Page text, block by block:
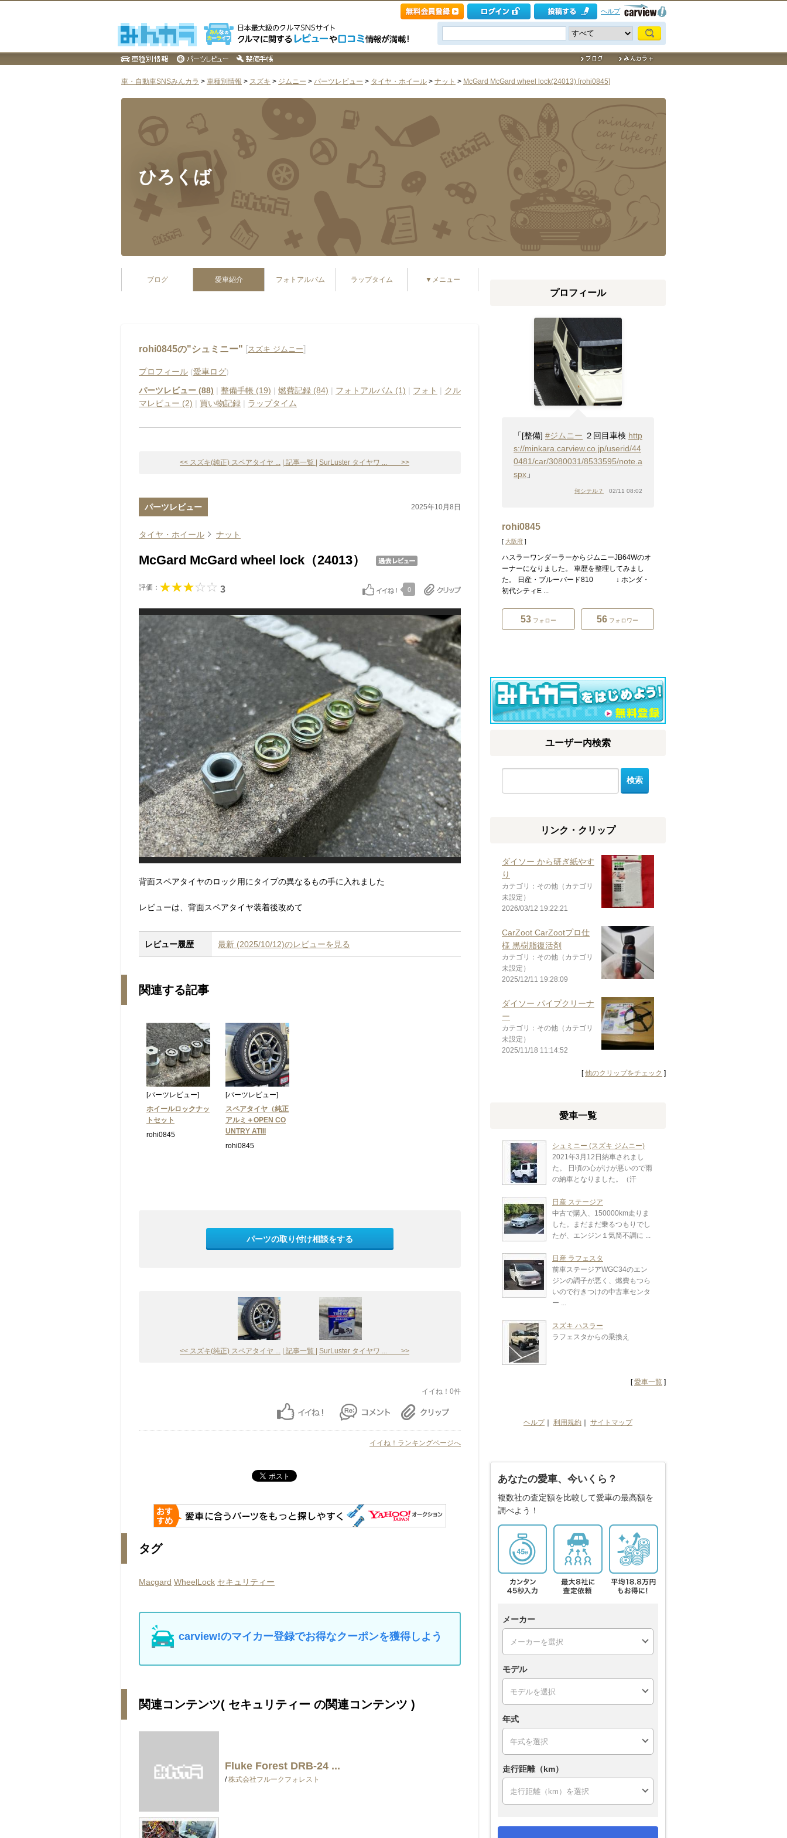
ヘルプ
車・自動車SNSみんカラ > 車種別情報 > スズキ > ジムニー > パーツレビュー > タイヤ・ホイール > ナット > McGard McGard wheel lock(24013) [rohi0845]
ひろくば
ブログ 愛車紹介 フォトアルバム ラップタイム ▼メニュー
rohi0845の"シュミニー" [スズキ ジムニー]
プロフィール (愛車ログ)
パーツレビュー (88) | 整備手帳 (19) | 燃費記録 (84) | フォトアルバム (1) | フォト | クル
マレビュー (2) | 買い物記録 | ラップタイム
<< スズキ(純正) スペアタイヤ ... | 記事一覧 | SurLuster タイヤワ ... >>
パーツレビュー 2025年10月8日
タイヤ・ホイール ナット
McGard McGard wheel lock（24013）
評価： 3 0
背面スペアタイヤのロック用にタイプの異なるもの手に入れました
レビューは、背面スペアタイヤ装着後改めて
レビュー履歴 最新 (2025/10/12)のレビューを見る
関連する記事
[パーツレビュー]
ホイールロックナッ
トセット
rohi0845
[パーツレビュー]
スペアタイヤ（純正
アルミ＋OPEN CO
UNTRY ATIII
rohi0845
パーツの取り付け相談をする
<< スズキ(純正) スペアタイヤ ... | 記事一覧 | SurLuster タイヤワ ... >>
イイね！0件
イイね！ランキングページへ
タグ
Macgard WheelLock セキュリティー
carview!のマイカー登録でお得なクーポンを獲得しよう
関連コンテンツ( セキュリティー の関連コンテンツ )
Fluke Forest DRB-24 ...
/株式会社フルークフォレスト
プロフィール
「[整備] #ジムニー ２回目車検 http
s://minkara.carview.co.jp/userid/44
0481/car/3080031/8533595/note.a
spx 」
何シテル？ 02/11 08:02
rohi0845
[ 大阪府 ]
ハスラーワンダーラーからジムニーJB64Wのオ
ーナーになりました。 車歴を整理してみまし
た。 日産・ブルーバード810 ↓ ホンダ・
初代シティE ...
53 フォロー 56 フォロワー
ユーザー内検索
リンク・クリップ
ダイソー から研ぎ紙やす
り
カテゴリ：その他（カテゴリ
未設定）
2026/03/12 19:22:21
CarZoot CarZootプロ仕
様 黒樹脂復活剤
カテゴリ：その他（カテゴリ
未設定）
2025/12/11 19:28:09
ダイソー パイプクリーナ
ー
カテゴリ：その他（カテゴリ
未設定）
2025/11/18 11:14:52
[他のクリップをチェック ]
愛車一覧
シュミニー (スズキ ジムニー)
2021年3月12日納車されまし
た。 日頃の心がけが悪いので雨
の納車となりました。（汗
日産 ステージア
中古で購入、150000km走りま
した。まだまだ乗るつもりでし
たが、エンジン１気筒不調に ...
日産 ラフェスタ
前車ステージアWGC34のエン
ジンの調子が悪く、燃費もつら
いので行きつけの中古車センタ
ー ...
スズキ ハスラー
ラフェスタからの乗換え
[愛車一覧 ]
ヘルプ｜ 利用規約 サイトマップ
あなたの愛車、今いくら？
複数社の査定額を比較して愛車の最高額を
調べよう！
メーカー
モデル
年式
走行距離（km）